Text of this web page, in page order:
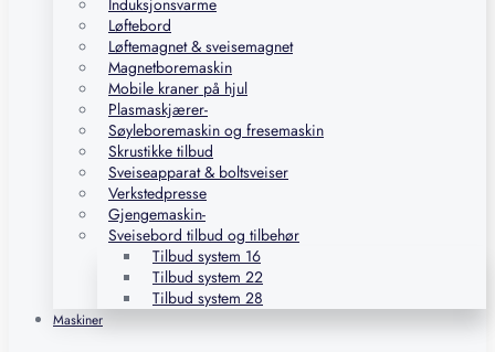
Induksjonsvarme
Løftebord
Løftemagnet & sveisemagnet
Magnetboremaskin
Mobile kraner på hjul
Plasmaskjærer-
Søyleboremaskin og fresemaskin
Skrustikke tilbud
Sveiseapparat & boltsveiser
Verkstedpresse
Gjengemaskin-
Sveisebord tilbud og tilbehør
Tilbud system 16
Tilbud system 22
Tilbud system 28
Maskiner